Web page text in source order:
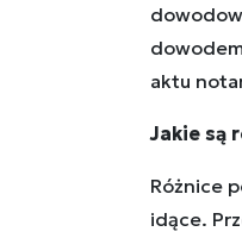
aktu
Jakie są
Różnice
idące.